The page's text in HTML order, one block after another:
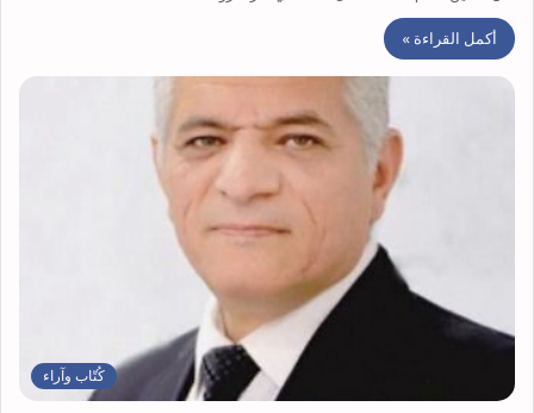
أكمل القراءة »
كُتّاب وآراء